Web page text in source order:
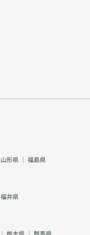
山形県 ｜ 福島県
福井県